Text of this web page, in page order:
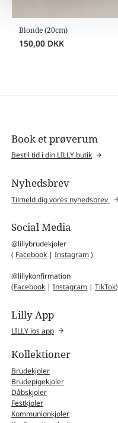
Blonde (20cm)
150,00 DKK
Book et prøverum
Bestil tid i din LILLY butik
Nyhedsbrev
Tilmeld dig vores nyhedsbrev
Social Media
@lillybrudekjoler
( Facebook |Instagram)
@lillykonfirmation
(Facebook |Instagram |TikTok)
Lilly App
LILLY ios app
Kollektioner
Brudekjoler
Brudepigekjoler
Dåbskjoler
Festkjoler
Kommunionkjoler